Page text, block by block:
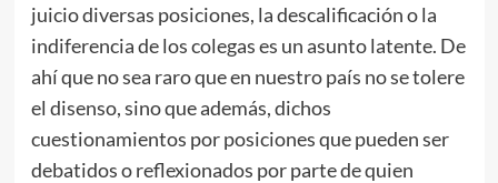
juicio diversas posiciones, la descalificación o la
indiferencia de los colegas es un asunto latente. De
ahí que no sea raro que en nuestro país no se tolere
el disenso, sino que además, dichos
cuestionamientos por posiciones que pueden ser
debatidos o reflexionados por parte de quien